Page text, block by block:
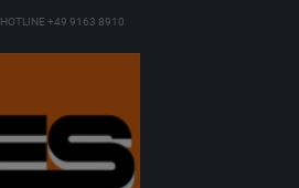
HOTLINE +49 9163 8910